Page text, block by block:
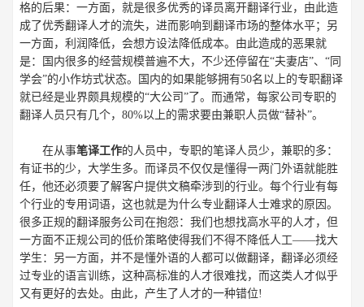
格的后果：一方面，就是很多优秀的译员离开翻译行业，由此造
成了优秀翻译人才的流失，进而影响到翻译市场的整体水平；另
一方面，利润降低，会想方设法降低成本。由此造成的恶果就
是：国内很多的经营规模普遍不大，不少还停留在“夫妻店”、“同
学会”的小作坊式状态。国内的如果能够拥有50名以上的专职翻译
就已经是业界颇具规模的“大公司”了。而通常，每家公司专职的
翻译人员只有几个，80%以上的需求要由兼职人员做“替补”。
在从事笔译工作的人员中，专职的笔译人员少，兼职的多：
有证书的少，大学生多。而译员不仅仅是懂得一两门外语就能胜
任，他还必须要了解客户提供文稿牵涉到的行业。每个行业有每
个行业的专用词语，这也就是为什么专业翻译人士难求的原因。
很多正规的翻译服务公司在抱怨：我们也想找高水平的人才，但
一方面不正规公司的低价策略使得我们不得不降低人工——找大
学生：另一方面，并不是懂外语的人都可以做翻译，翻译必须经
过专业的语言训练，这种高标准的人才很难找，而这类人才似乎
又有更好的去处。由此，产生了人才的一种错位!